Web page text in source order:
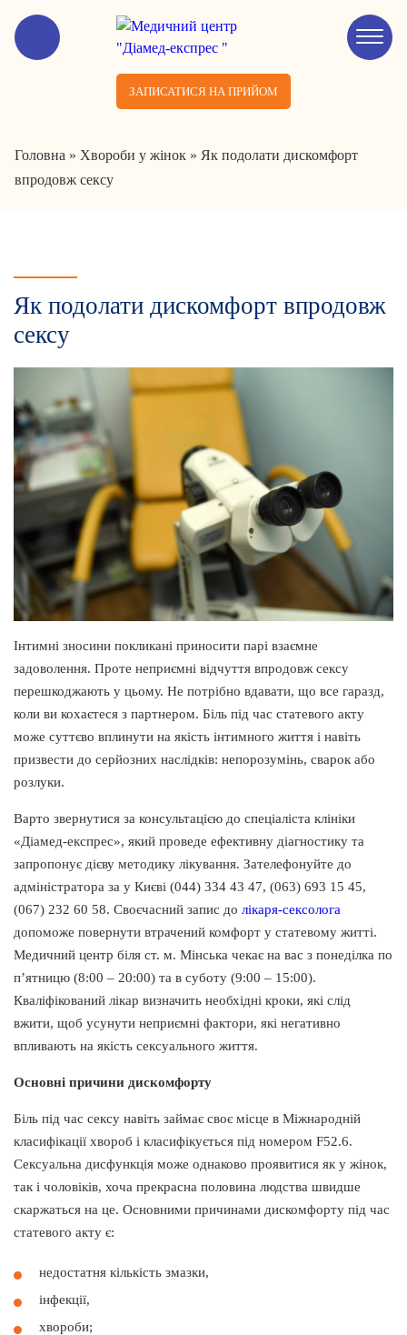
ЗАПИСАТИСЯ НА ПРИЙОМ
Головна » Хвороби у жінок » Як подолати дискомфорт
впродовж сексу
Як подолати дискомфорт впродовж
сексу
Інтимні зносини покликані приносити парі взаємне
задоволення. Проте неприємні відчуття впродовж сексу
перешкоджають у цьому. Не потрібно вдавати, що все гаразд,
коли ви кохаєтеся з партнером. Біль під час статевого акту
може суттєво вплинути на якість інтимного життя і навіть
призвести до серйозних наслідків: непорозумінь, сварок або
розлуки.
Варто звернутися за консультацією до спеціаліста клініки
«Діамед-експрес», який проведе ефективну діагностику та
запропонує дієву методику лікування. Зателефонуйте до
адміністратора за у Києві (044) 334 43 47, (063) 693 15 45,
(067) 232 60 58. Своєчасний запис до лікаря-сексолога
допоможе повернути втрачений комфорт у статевому житті.
Медичний центр біля ст. м. Мінська чекає на вас з понеділка по
п’ятницю (8:00 – 20:00) та в суботу (9:00 – 15:00).
Кваліфікований лікар визначить необхідні кроки, які слід
вжити, щоб усунути неприємні фактори, які негативно
впливають на якість сексуального життя.
Основні причини дискомфорту
Біль під час сексу навіть займає своє місце в Міжнародній
класифікації хвороб і класифікується під номером F52.6.
Сексуальна дисфункція може однаково проявитися як у жінок,
так і чоловіків, хоча прекрасна половина людства швидше
скаржаться на це. Основними причинами дискомфорту під час
статевого акту є:
недостатня кількість змазки,
інфекції,
хвороби;